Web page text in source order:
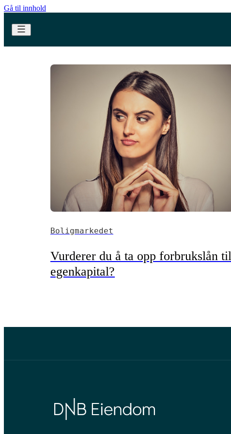
Gå til innhold
Boligmarkedet
Vurderer du å ta opp forbrukslån til
egenkapital?